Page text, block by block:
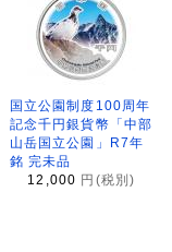
国立公園制度100周年
記念千円銀貨幣「中部
山岳国立公園」R7年
銘 完未品
12,000 円(税別)